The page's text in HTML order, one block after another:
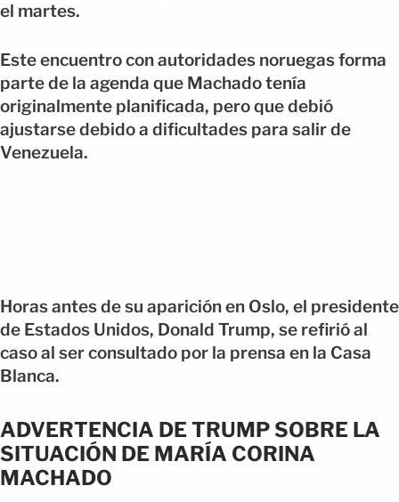
el martes.
Este encuentro con autoridades noruegas forma
parte de la agenda que Machado tenía
originalmente planificada, pero que debió
ajustarse debido a dificultades para salir de
Venezuela.
Horas antes de su aparición en Oslo, el presidente
de Estados Unidos, Donald Trump, se refirió al
caso al ser consultado por la prensa en la Casa
Blanca.
ADVERTENCIA DE TRUMP SOBRE LA
SITUACIÓN DE MARÍA CORINA
MACHADO